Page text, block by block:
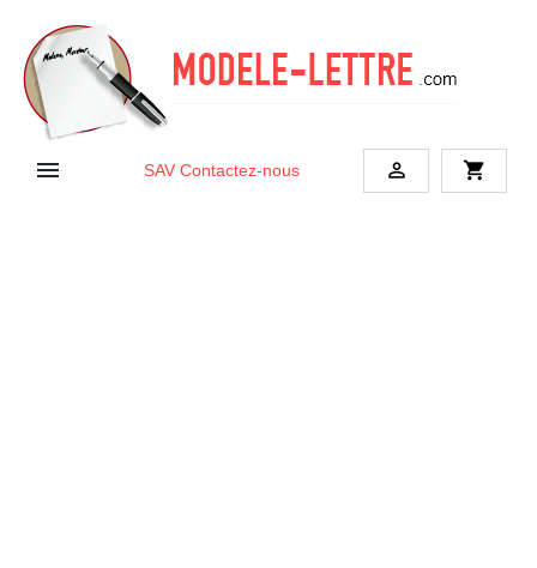
 SAV Contactez-nous  shopping_cart